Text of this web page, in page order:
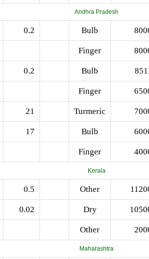
Andhra Pradesh
0.2 Bulb
Finger
0.2 Bulb
Finger
21 Turmeric
17 Bulb
Finger
Kerala
0.5 Other
0.02 Dry
Other
Maharashtra